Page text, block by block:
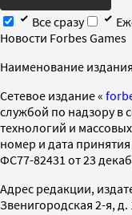
Все сразу
Новости Forbes Games
Наименование
Cетевое издание «
службой по надзору в
технологий и
номер и дата
ФС77-82431 от 23
Адрес редакции,
Звенигородская 2-я, д.